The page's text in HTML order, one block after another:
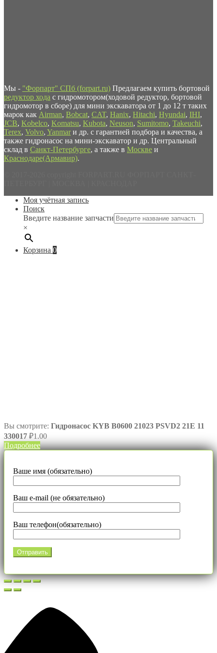
Мы - "Форпарт" СПб (forpart.ru) Предлагаем купить бортовой
редуктор хода с гидромотором(ходовой редуктор, бортовой
гидромотор в сборе) для мини экскаватора от 1 до 12 т таких
марок как Airman, Bobcat, CAT, Hanix, Hitachi, Hyundai, IHI,
JCB, Kobelco, Komatsu, Kubota, Neuson, Sumitomo, Takeuchi,
Terex, Volvo, Yanmar и др. с гарантией подбора и качества, а
также гидронасос на мини-экскаватор и др. Центральный
склад в Санкт-Петербурге, а также в Москве и
Краснодаре(Армавир).
Моя учётная запись
Поиск
Введите название запчасти
×
Корзина 0
Вы смотрите: Гидронасос KYB B0600 21023 PSVD2 21E 11
330017 ₽1.00
Подробнее
Ваше имя (обязательно)
Ваш e-mail (не обязательно)
Ваш телефон(обязательно)